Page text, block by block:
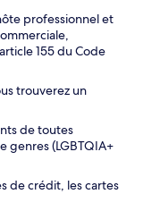
professionnel et
155 du Code
trouverez un
de toutes
genres (LGBTQIA+
de crédit, les cartes